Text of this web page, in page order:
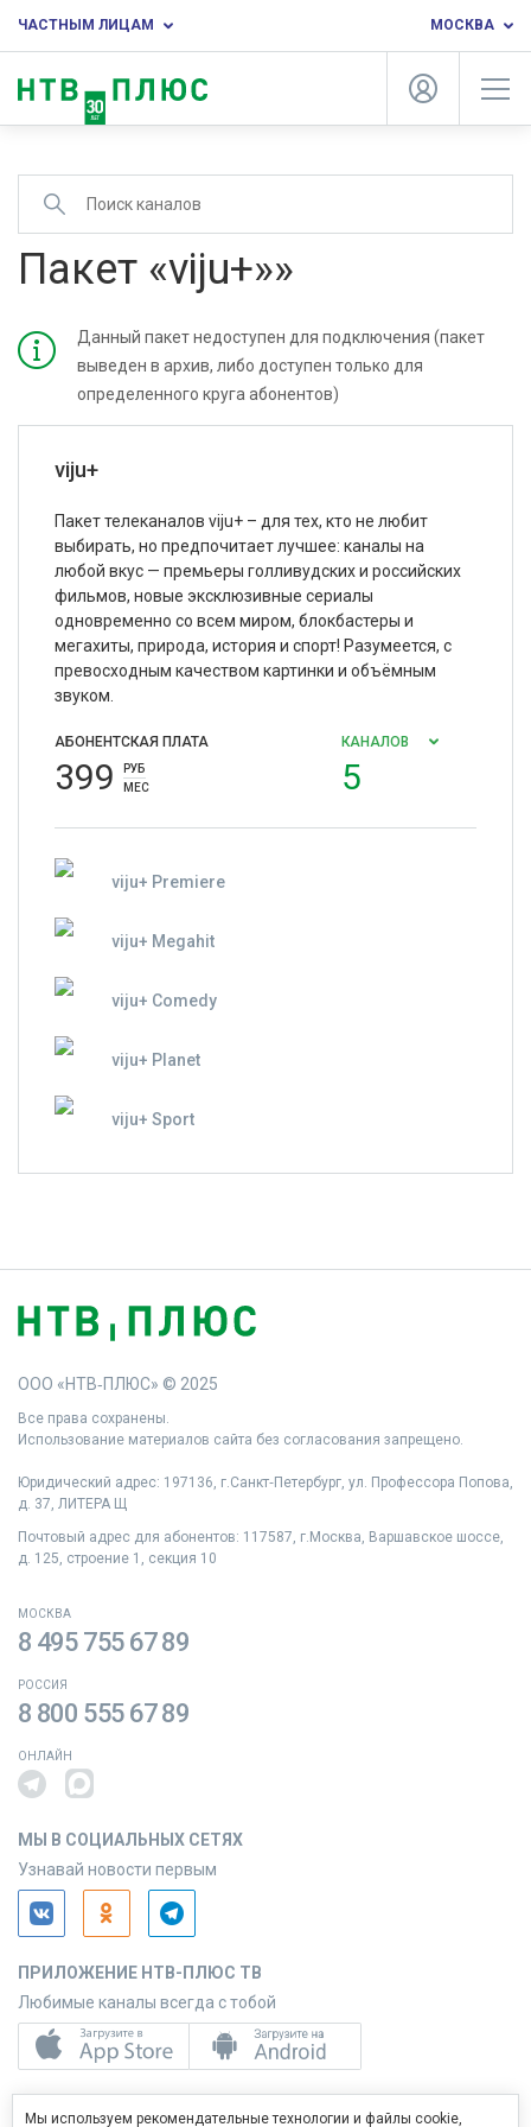
ЧАСТНЫМ ЛИЦАМ МОСКВА
Пакет «viju+»»
Данный пакет недоступен для подключения (пакет
выведен в архив, либо доступен только для
определенного круга абонентов)
viju+
Пакет телеканалов viju+ – для тех, кто не любит
выбирать, но предпочитает лучшее: каналы на
любой вкус — премьеры голливудских и российских
фильмов, новые эксклюзивные сериалы
одновременно со всем миром, блокбастеры и
мегахиты, природа, история и спорт! Разумеется, с
превосходным качеством картинки и объёмным
звуком.
АБОНЕНТСКАЯ ПЛАТА
399
РУБ
МЕС
КАНАЛОВ
5
viju+ Premiere
viju+ Megahit
viju+ Comedy
viju+ Planet
viju+ Sport
ООО «НТВ‑ПЛЮС» © 2025
Все права сохранены.
Использование материалов сайта без согласования запрещено.
Юридический адрес: 197136, г.Санкт‑Петербург, ул. Профессора Попова,
д. 37, ЛИТЕРА Щ
Почтовый адрес для абонентов: 117587, г.Москва, Варшавское шоссе,
д. 125, строение 1, секция 10
МОСКВА
8 495 755 67 89
РОССИЯ
8 800 555 67 89
ОНЛАЙН
МЫ В СОЦИАЛЬНЫХ СЕТЯХ
Узнавай новости первым
ПРИЛОЖЕНИЕ НТВ-ПЛЮС ТВ
Любимые каналы всегда с тобой
Мы используем рекомендательные технологии и файлы cookie,